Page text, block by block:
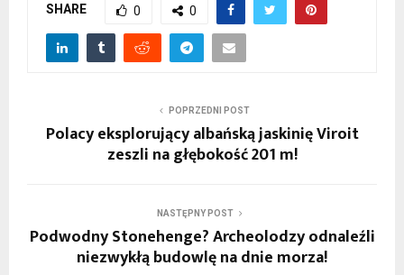
SHARE 0 0
POPRZEDNI POST
Polacy eksplorujący albańską jaskinię Viroit
zeszli na głębokość 201 m!
NASTĘPNY POST
Podwodny Stonehenge? Archeolodzy odnaleźli
niezwykłą budowlę na dnie morza!